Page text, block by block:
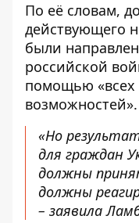
По её словам,
действующего
были
российской
помощью
возможностей».
«Но
для граждан
должны
должны
– заявила